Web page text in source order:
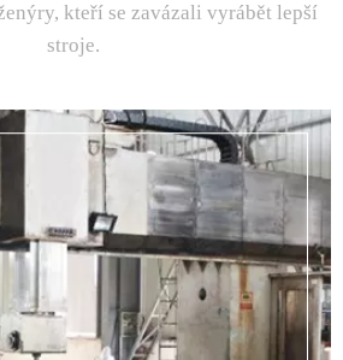
kteří se zavázali vyrábět lepší
stroje.